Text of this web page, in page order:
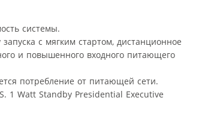
системы.
с мягким стартом, дистанционное
и повышенного входного питающего
потребление от питающей сети.
1 Watt Standby Presidential Executive